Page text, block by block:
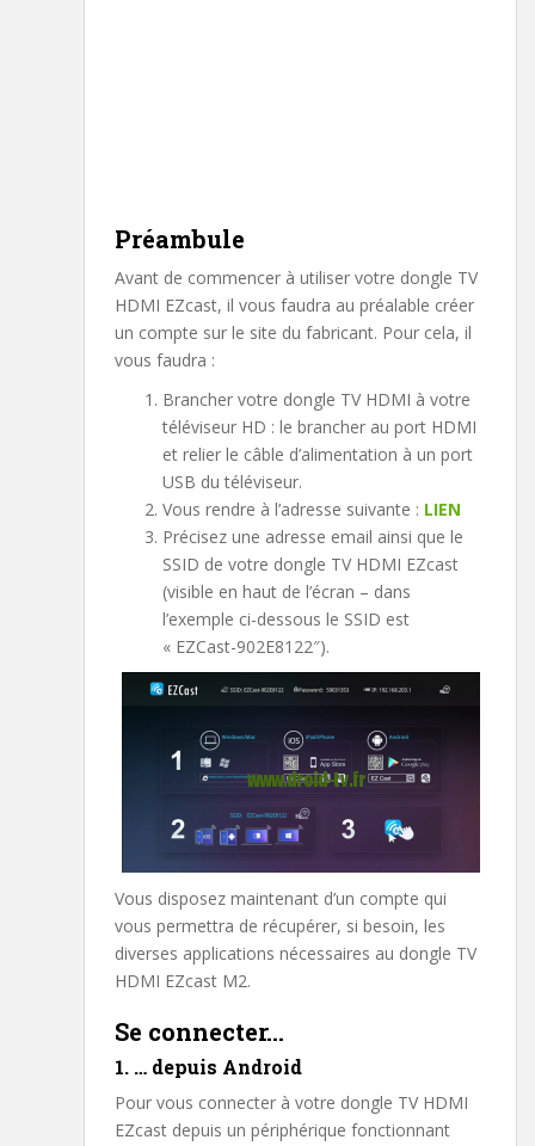
Préambule
Avant de commencer à utiliser votre dongle TV
HDMI EZcast, il vous faudra au préalable créer
un compte sur le site du fabricant. Pour cela, il
vous faudra :
Brancher votre dongle TV HDMI à votre
téléviseur HD : le brancher au port HDMI
et relier le câble d’alimentation à un port
USB du téléviseur.
Vous rendre à l’adresse suivante : LIEN
Précisez une adresse email ainsi que le
SSID de votre dongle TV HDMI EZcast
(visible en haut de l’écran – dans
l’exemple ci-dessous le SSID est
« EZCast-902E8122″).
Vous disposez maintenant d’un compte qui
vous permettra de récupérer, si besoin, les
diverses applications nécessaires au dongle TV
HDMI EZcast M2.
Se connecter…
1. … depuis Android
Pour vous connecter à votre dongle TV HDMI
EZcast depuis un périphérique fonctionnant